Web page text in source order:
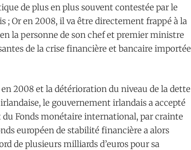
de plus en plus souvent contestée par le
; Or en 2008, il va être directement frappé à la
la personne de son chef et premier ministre
de la crise financière et bancaire importée
2008 et la détérioration du niveau de la dette
le gouvernement irlandais a accepté
Fonds monétaire international, par crainte
européen de stabilité financière a alors
de plusieurs milliards d’euros pour sa